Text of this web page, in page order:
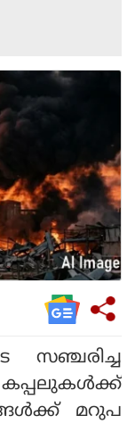
സഞ്ചരിച്ച
മറുപ